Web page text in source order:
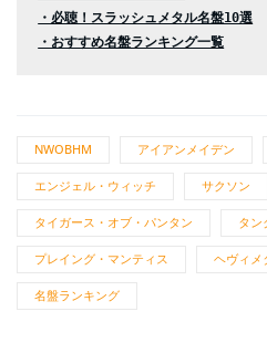
・必聴！スラッシュメタル名盤10選
・おすすめ名盤ランキング一覧
NWOBHM アイアンメイデン
エンジェル・ウィッチ サクソン
タイガース・オブ・パンタン タン
プレイング・マンティス ヘヴィメ
名盤ランキング